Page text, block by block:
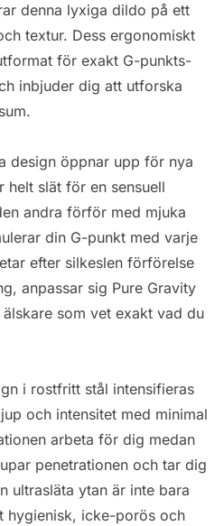
denna lyxiga dildo på ett
textur. Dess ergonomiskt
för exakt G-punkts-
inbjuder dig att utforska
design öppnar upp för nya
helt slät för en sensuell
andra förför med mjuka
din G-punkt med varje
efter silkeslen förförelse
anpassar sig Pure Gravity
som vet exakt vad du
i rostfritt stål intensifieras
och intensitet med minimal
arbeta för dig medan
penetrationen och tar dig
ultrasläta ytan är inte bara
hygienisk, icke-porös och